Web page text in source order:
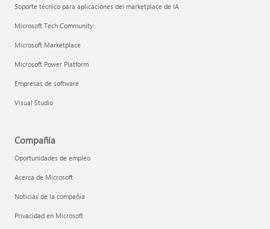
Soporte técnico para aplicaciones del marketplace de IA
Microsoft Tech Community
Microsoft Marketplace
Microsoft Power Platform
Empresas de software
Visual Studio
Compañía
Oportunidades de empleo
Acerca de Microsoft
Noticias de la compañía
Privacidad en Microsoft